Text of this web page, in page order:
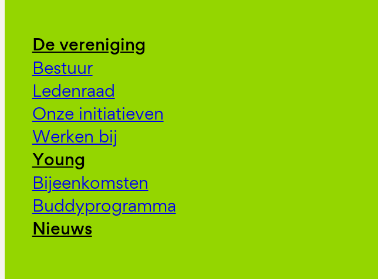
De vereniging
Bestuur
Ledenraad
Onze initiatieven
Werken bij
Young
Bijeenkomsten
Buddyprogramma
Nieuws